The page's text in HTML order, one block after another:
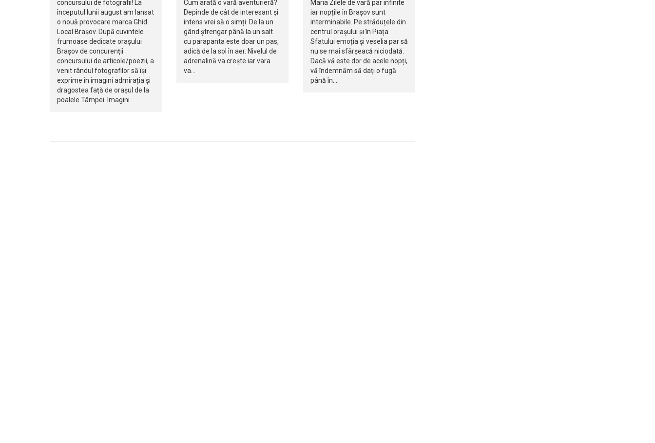
concursului de fotografii! La
începutul lunii august am lansat
o nouă provocare marca Ghid
Local Brașov. După cuvintele
frumoase dedicate orașului
Brașov de concurenții
concursului de articole/poezii, a
venit rândul fotografilor să își
exprime în imagini admirația și
dragostea față de orașul de la
poalele Tâmpei. Imagini…
Cum arată o vară aventurieră?
Depinde de cât de interesant și
intens vrei să o simți. De la un
gând ștrengar până la un salt
cu parapanta este doar un pas,
adică de la sol în aer. Nivelul de
adrenalină va crește iar vara
va…
Maria Zilele de vară par infinite
iar nopțile în Brașov sunt
interminabile. Pe străduțele din
centrul orașului și în Piața
Sfatului emoția și veselia par să
nu se mai sfârșeacă niciodată.
Dacă vă este dor de acele nopți,
vă îndemnăm să dați o fugă
până în…